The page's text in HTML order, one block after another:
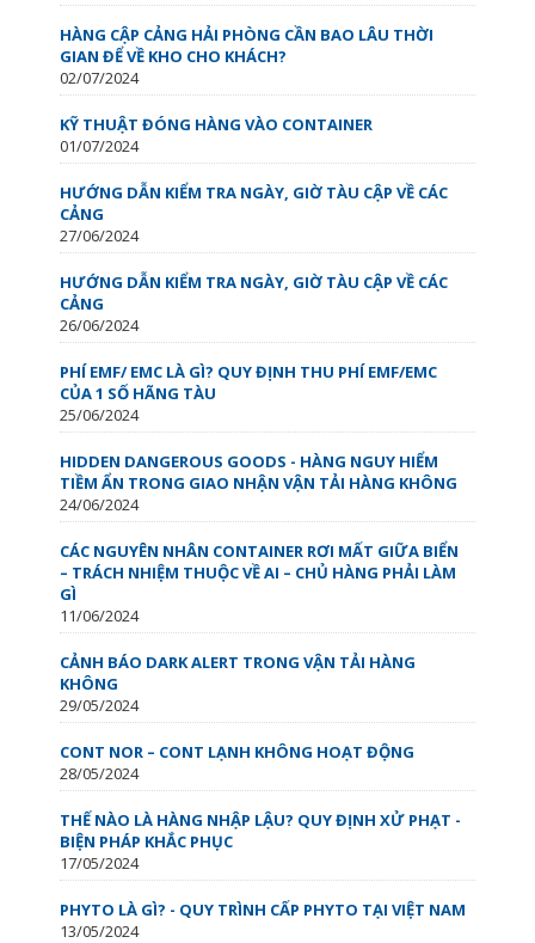
HÀNG CẬP CẢNG HẢI PHÒNG CẦN BAO LÂU THỜI
GIAN ĐỂ VỀ KHO CHO KHÁCH?
02/07/2024
KỸ THUẬT ĐÓNG HÀNG VÀO CONTAINER
01/07/2024
HƯỚNG DẪN KIỂM TRA NGÀY, GIỜ TÀU CẬP VỀ CÁC
CẢNG
27/06/2024
HƯỚNG DẪN KIỂM TRA NGÀY, GIỜ TÀU CẬP VỀ CÁC
CẢNG
26/06/2024
PHÍ EMF/ EMC LÀ GÌ? QUY ĐỊNH THU PHÍ EMF/EMC
CỦA 1 SỐ HÃNG TÀU
25/06/2024
HIDDEN DANGEROUS GOODS - HÀNG NGUY HIỂM
TIỀM ẨN TRONG GIAO NHẬN VẬN TẢI HÀNG KHÔNG
24/06/2024
CÁC NGUYÊN NHÂN CONTAINER RƠI MẤT GIỮA BIỂN
– TRÁCH NHIỆM THUỘC VỀ AI – CHỦ HÀNG PHẢI LÀM
GÌ
11/06/2024
CẢNH BÁO DARK ALERT TRONG VẬN TẢI HÀNG
KHÔNG
29/05/2024
CONT NOR – CONT LẠNH KHÔNG HOẠT ĐỘNG
28/05/2024
THẾ NÀO LÀ HÀNG NHẬP LẬU? QUY ĐỊNH XỬ PHẠT -
BIỆN PHÁP KHẮC PHỤC
17/05/2024
PHYTO LÀ GÌ? - QUY TRÌNH CẤP PHYTO TẠI VIỆT NAM
13/05/2024